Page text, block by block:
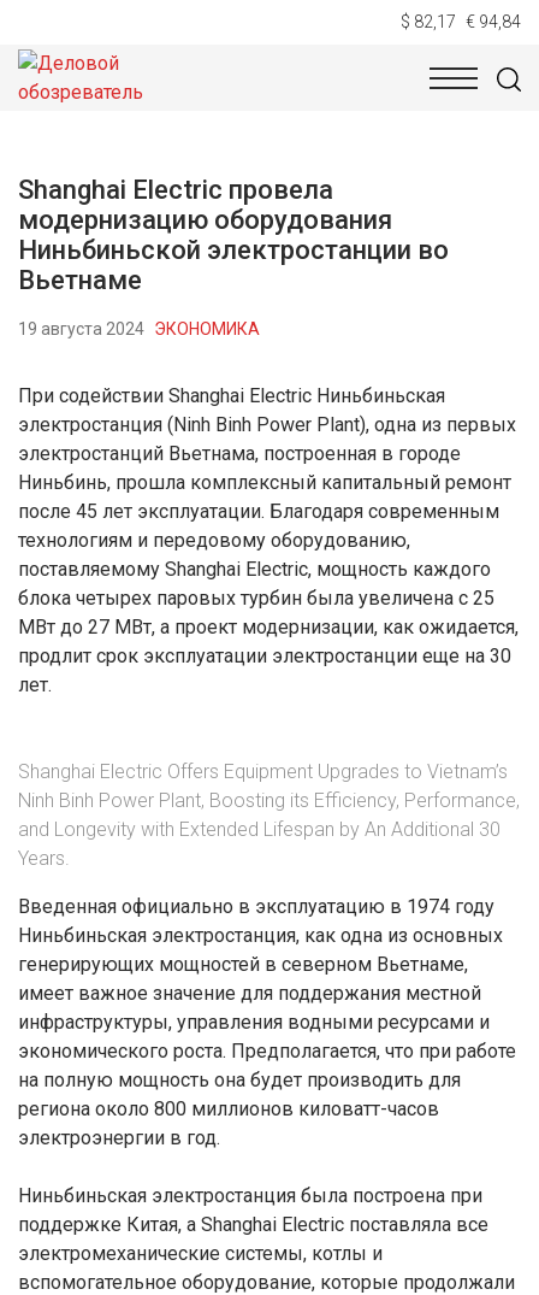
$ 82,17 € 94,84
НОВОСТИ
Shanghai Electric провела
модернизацию оборудования
Ниньбиньской электростанции во
Вьетнаме
19 августа 2024 ЭКОНОМИКА
При содействии Shanghai Electric Ниньбиньская
электростанция (Ninh Binh Power Plant), одна из первых
электростанций Вьетнама, построенная в городе
Ниньбинь, прошла комплексный капитальный ремонт
после 45 лет эксплуатации. Благодаря современным
технологиям и передовому оборудованию,
поставляемому Shanghai Electric, мощность каждого
блока четырех паровых турбин была увеличена с 25
МВт до 27 МВт, а проект модернизации, как ожидается,
продлит срок эксплуатации электростанции еще на 30
лет.
Shanghai Electric Offers Equipment Upgrades to Vietnam’s
Ninh Binh Power Plant, Boosting its Efficiency, Performance,
and Longevity with Extended Lifespan by An Additional 30
Years.
Введенная официально в эксплуатацию в 1974 году
Ниньбиньская электростанция, как одна из основных
генерирующих мощностей в северном Вьетнаме,
имеет важное значение для поддержания местной
инфраструктуры, управления водными ресурсами и
экономического роста. Предполагается, что при работе
на полную мощность она будет производить для
региона около 800 миллионов киловатт-часов
электроэнергии в год.
Ниньбиньская электростанция была построена при
поддержке Китая, а Shanghai Electric поставляла все
электромеханические системы, котлы и
вспомогательное оборудование, которые продолжали